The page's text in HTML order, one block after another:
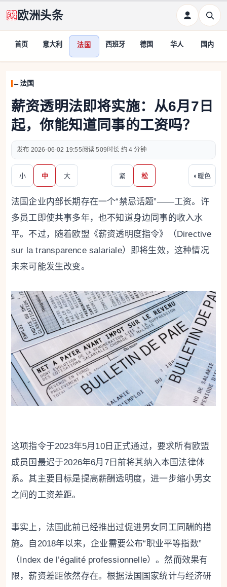
欧洲头条
首页 意大利 法国 西班牙 德国 华人 国内
法国
薪资透明法即将实施：从6月7日
起，你能知道同事的工资吗？
2026-06-02 19:55 509 约 4 分钟
小 中 大 紧 松 ◐ 暖色
法国企业内部长期存在一个“禁忌话题”——工资。许
多员工即使共事多年，也不知道身边同事的收入水
平。不过，随着欧盟《薪资透明度指令》（Directive
sur la transparence salariale）即将生效，这种情况
未来可能发生改变。
这项指令于2023年5月10日正式通过，要求所有欧盟
成员国最迟于2026年6月7日前将其纳入本国法律体
系。其主要目标是提高薪酬透明度，进一步缩小男女
之间的工资差距。
事实上，法国此前已经推出过促进男女同工同酬的措
施。自2018年以来，企业需要公布“职业平等指数”
（Index de l’égalité professionnelle）。然而效果有
限，薪资差距依然存在。根据法国国家统计与经济研